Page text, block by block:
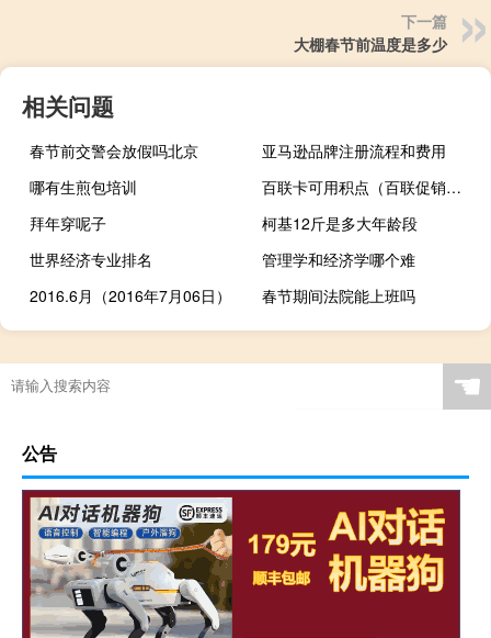
下一篇
大棚春节前温度是多少
相关问题
春节前交警会放假吗北京
亚马逊品牌注册流程和费用
哪有生煎包培训
百联卡可用积点（百联促销积点卡使用范围）
拜年穿呢子
柯基12斤是多大年龄段
世界经济专业排名
管理学和经济学哪个难
2016.6月（2016年7月06日）
春节期间法院能上班吗
☚
公告